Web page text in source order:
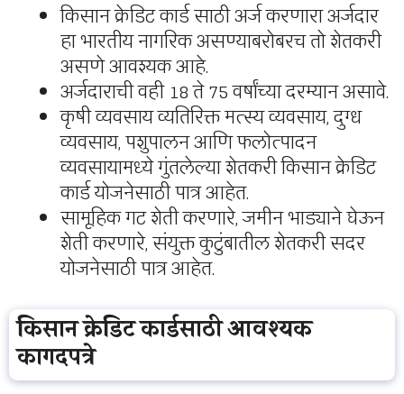
किसान क्रेडिट कार्ड साठी अर्ज करणारा अर्जदार
हा भारतीय नागरिक असण्याबरोबरच तो शेतकरी
असणे आवश्यक आहे.
अर्जदाराची वही 18 ते 75 वर्षांच्या दरम्यान असावे.
कृषी व्यवसाय व्यतिरिक्त मत्स्य व्यवसाय, दुग्ध
व्यवसाय, पशुपालन आणि फलोत्पादन
व्यवसायामध्ये गुंतलेल्या शेतकरी किसान क्रेडिट
कार्ड योजनेसाठी पात्र आहेत.
सामूहिक गट शेती करणारे, जमीन भाड्याने घेऊन
शेती करणारे, संयुक्त कुटुंबातील शेतकरी सदर
योजनेसाठी पात्र आहेत.
किसान क्रेडिट कार्डसाठी आवश्यक
कागदपत्रे